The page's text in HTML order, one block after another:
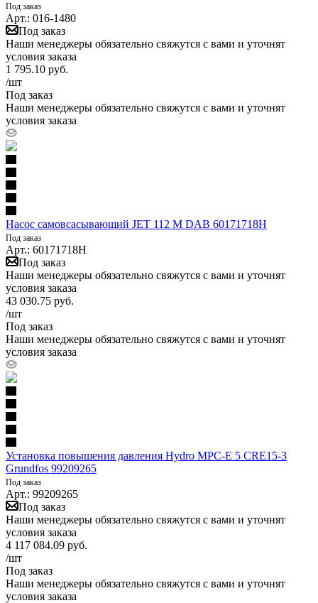
Под заказ
Арт.: 016-1480
Под заказ
Наши менеджеры обязательно свяжутся с вами и уточнят
условия заказа
1 795.10 руб.
/шт
Под заказ
Наши менеджеры обязательно свяжутся с вами и уточнят
условия заказа
Насос самовсасывающий JET 112 M DAB 60171718H
Под заказ
Арт.: 60171718H
Под заказ
Наши менеджеры обязательно свяжутся с вами и уточнят
условия заказа
43 030.75 руб.
/шт
Под заказ
Наши менеджеры обязательно свяжутся с вами и уточнят
условия заказа
Установка повышения давления Hydro MPC-E 5 CRE15-3
Grundfos 99209265
Под заказ
Арт.: 99209265
Под заказ
Наши менеджеры обязательно свяжутся с вами и уточнят
условия заказа
4 117 084.09 руб.
/шт
Под заказ
Наши менеджеры обязательно свяжутся с вами и уточнят
условия заказа